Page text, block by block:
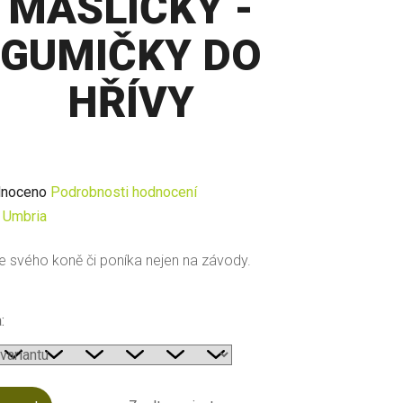
GUMIČKY DO
HŘÍVY
Podrobnosti hodnocení
Umbria
svého koně či poníka nejen na závody.